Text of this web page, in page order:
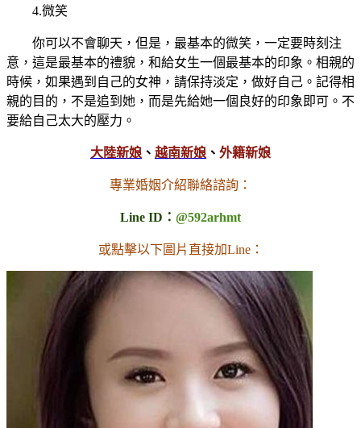
4.微笑
你可以不會聊天，但是，最基本的微笑，一定要時刻注
意，這是最基本的禮貌，和給女生一個最基本的印象。相親的
時候，如果遇到自己的女神，請保持淡定，做好自己。記得相
親的目的，不是追到她，而是先給她一個良好的印象即可。不
要給自己太大的壓力。
大陸新娘 、 越南新娘 、 外籍新娘
專業婚姻介紹聯絡諮詢：
Line ID： @592arhmt
或點擊以下圖片直接加Line：